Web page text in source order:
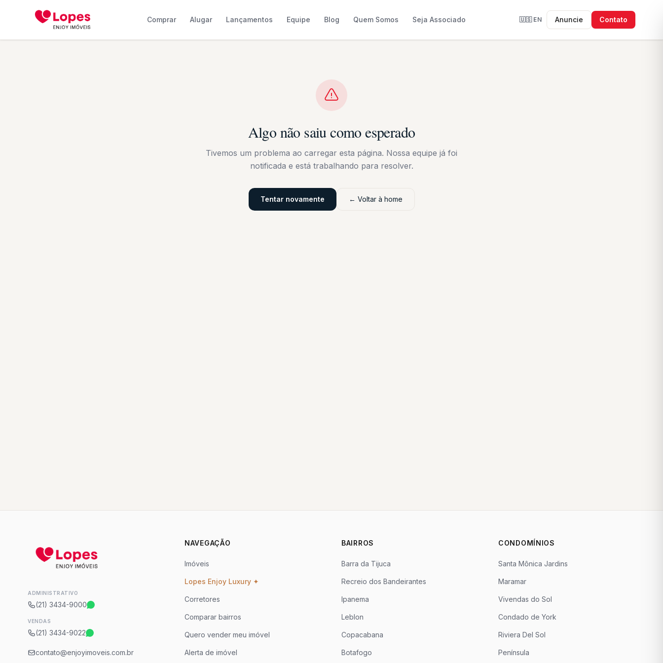
Comprar Alugar Lançamentos Equipe Blog Quem Somos Seja Associado 🇺🇸 EN Anuncie Contato
Algo não saiu como esperado
Tivemos um problema ao carregar esta página. Nossa equipe já foi
notificada e está trabalhando para resolver.
Tentar novamente ← Voltar à home
ADMINISTRATIVO
(21) 3434-9000
VENDAS
(21) 3434-9022
contato@enjoyimoveis.com.br
NAVEGAÇÃO
Imóveis
Lopes Enjoy Luxury ✦
Corretores
Comparar bairros
Quero vender meu imóvel
Alerta de imóvel
BAIRROS
Barra da Tijuca
Recreio dos Bandeirantes
Ipanema
Leblon
Copacabana
Botafogo
CONDOMÍNIOS
Santa Mônica Jardins
Maramar
Vivendas do Sol
Condado de York
Riviera Del Sol
Península